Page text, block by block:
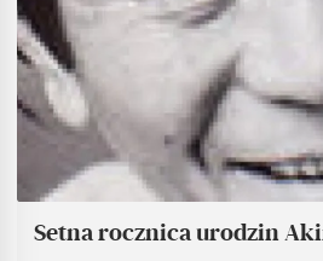
Setna rocznica urodzin